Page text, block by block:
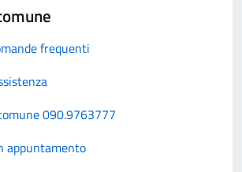
frequenti
090.9763777
appuntamento